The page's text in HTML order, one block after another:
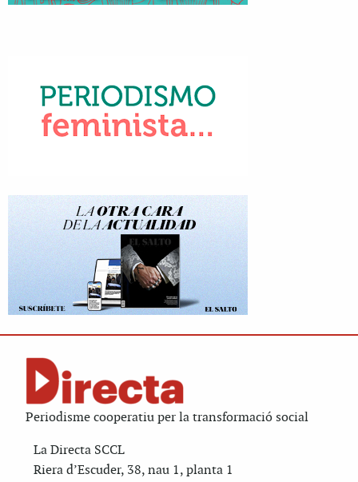
Periodisme cooperatiu per la transformació social
La Directa SCCL
Riera d’Escuder, 38, nau 1, planta 1